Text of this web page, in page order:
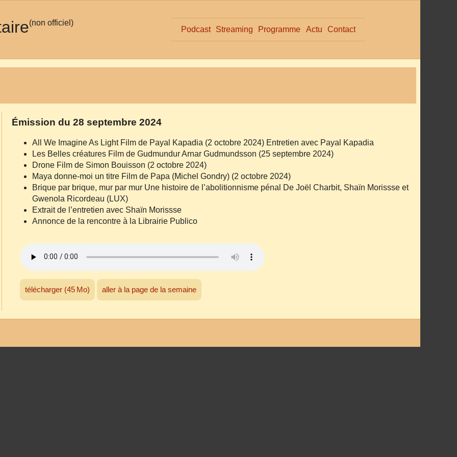
(non officiel)
Podcast Streaming Programme Actu Contact
Émission du 28 septembre 2024
All We Imagine As Light Film de Payal Kapadia (2 octobre 2024) Entretien avec Payal Kapadia
Les Belles créatures Film de Gudmundur Arnar Gudmundsson (25 septembre 2024)
Drone Film de Simon Bouisson (2 octobre 2024)
Maya donne‐moi un titre Film de Papa (Michel Gondry) (2 octobre 2024)
Brique par brique, mur par mur Une histoire de l’abolitionnisme pénal De Joël Charbit, Shaïn Morissse et
Gwenola Ricordeau (LUX)
Extrait de l’entretien avec Shaïn Morissse
Annonce de la rencontre à la Librairie Publico
télécharger (45 Mo) aller à la page de la semaine